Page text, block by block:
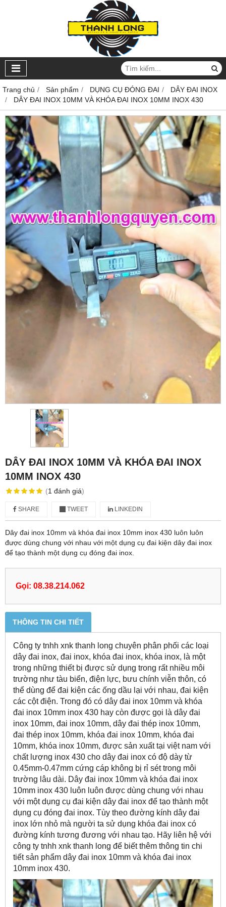
Trang chủ Sản phẩm DỤNG CỤ ĐÓNG ĐAI
DÂY ĐAI INOX
DÂY ĐAI INOX 10MM VÀ KHÓA ĐAI INOX 10MM INOX 430
DÂY ĐAI INOX 10MM VÀ KHÓA ĐAI INOX
10MM INOX 430
(1 đánh giá)
SHARE TWEET LINKEDIN
Dây đai inox 10mm và khóa đai inox 10mm inox 430 luôn luôn
được dùng chung với nhau với một dụng cụ đai kiện dây đai inox
để tạo thành một dụng cụ đóng đai inox.
Gọi: 08.38.214.062
THÔNG TIN CHI TIẾT
Công ty tnhh xnk thanh long chuyên phân phối các loại
dây đai inox, đai inox, khóa đai inox, khóa inox, là một
trong những thiết bị được sử dụng trong rất nhiều môi
trường như tàu biển, điện lực, bưu chính viễn thôn, có
thể dùng để đai kiện các ống dầu lại với nhau, đai kiện
các cột điện. Trong đó có dây đai inox 10mm và khóa
đai inox 10mm inox 430 hay còn được gọi là dây đai
inox 10mm, đai inox 10mm, dây đai thép inox 10mm,
đai thép inox 10mm, khóa đai inox 10mm, khóa đai
10mm, khóa inox 10mm, được sản xuất tại việt nam với
chất lượng inox 430 cho dây đai inox có độ dày từ
0.45mm-0.47mm cứng cáp không bị rỉ sét trong môi
trường lâu dài. Dây đai inox 10mm và khóa đai inox
10mm inox 430 luôn luôn được dùng chung với nhau
với một dụng cụ đai kiện dây đai inox để tạo thành một
dụng cụ đóng đai inox. Tùy theo đường kính dây đai
inox lớn nhỏ mà người ta sử dụng khóa đai inox có
đường kính tương đương với nhau tạo. Hãy liên hệ với
công ty tnhh xnk thanh long để biết thêm thông tin chi
tiết sản phẩm dây đai inox 10mm và khóa đai inox
10mm inox 430.